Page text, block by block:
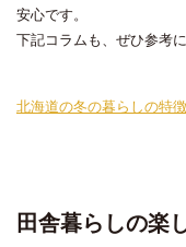
安心です。
下記コラムも、 ぜひ参考
北海道の冬の暮らしの特
田舎暮らしの楽